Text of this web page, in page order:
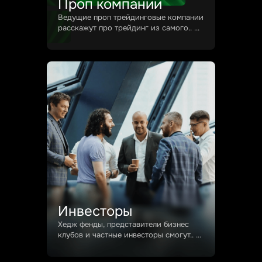
Инвесторы
Хедж фенды, представители бизнес
клубов и частные инвесторы смогут.. ...
Проп компании
Ведущие проп трейдинговые компании
расскажут про трейдинг из самого.. ...
Инвесторы
Хедж фенды, представители бизнес
клубов и частные инвесторы смогут
познакомится с сектором
профессионального трейдинга
и заключить выгодные партнерства.
начинать новичкам путь в трейдинге,
как попасть к ним в команду
и получить деподит в управление.